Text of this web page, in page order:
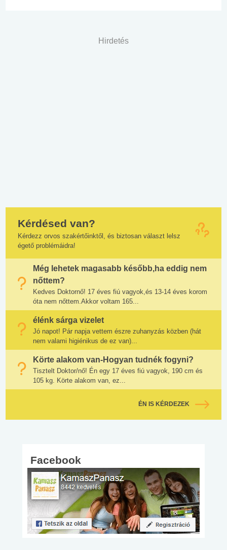
Hirdetés
Kérdésed van?
Kérdezz orvos szakértőinktől, és biztosan választ lelsz
égető problémáidra!
Még lehetek magasabb később,ha eddig nem
nőttem?
Kedves Doktornő! 17 éves fiú vagyok,és 13-14 éves korom
óta nem nőttem.Akkor voltam 165...
élénk sárga vizelet
Jó napot! Pár napja vettem észre zuhanyzás közben (hát
nem valami higiénikus de ez van)...
Körte alakom van-Hogyan tudnék fogyni?
Tisztelt Doktor/nő! Én egy 17 éves fiú vagyok, 190 cm és
105 kg. Körte alakom van, ez...
ÉN IS KÉRDEZEK
Facebook